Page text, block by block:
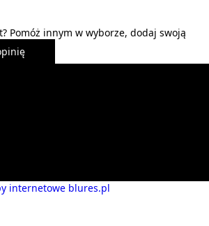
Pomóż innym w wyborze, dodaj swoją
internetowe blures.pl